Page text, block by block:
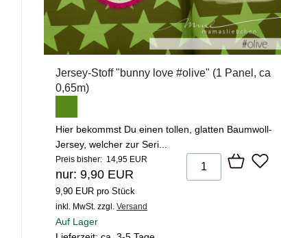
Jersey-Stoff "bunny love #olive" (1 Panel, ca
0,65m)
Hier bekommst Du einen tollen, glatten Baumwoll-
Jersey, welcher zur Seri...
Preis bisher: 14,95 EUR
nur: 9,90 EUR
9,90 EUR pro Stück
inkl. MwSt. zzgl. Versand
Auf Lager